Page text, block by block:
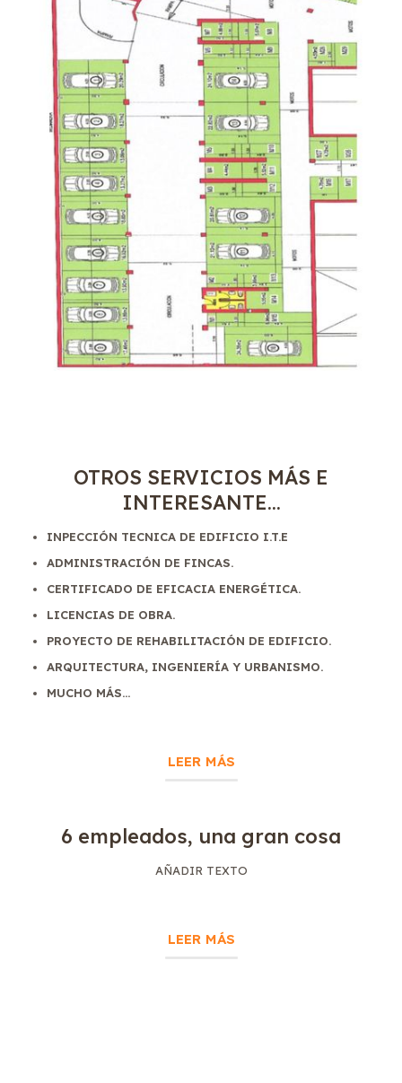
OTROS SERVICIOS MÁS E
INTERESANTE...
INPECCIÓN TECNICA DE EDIFICIO I.T.E
ADMINISTRACIÓN DE FINCAS.
CERTIFICADO DE EFICACIA ENERGÉTICA.
LICENCIAS DE OBRA.
PROYECTO DE REHABILITACIÓN DE EDIFICIO.
ARQUITECTURA, INGENIERÍA Y URBANISMO.
MUCHO MÁS...
LEER MÁS
6 empleados, una gran cosa
AÑADIR TEXTO
LEER MÁS